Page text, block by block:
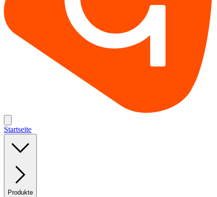
Startseite
Produkte